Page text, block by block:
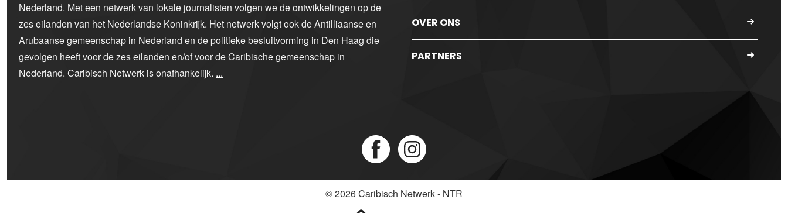
Nederland. Met een netwerk van lokale journalisten volgen we de ontwikkelingen op de
zes eilanden van het Nederlandse Koninkrijk. Het netwerk volgt ook de Antilliaanse en
Arubaanse gemeenschap in Nederland en de politieke besluitvorming in Den Haag die
gevolgen heeft voor de zes eilanden en/of voor de Caribische gemeenschap in
Nederland. Caribisch Netwerk is onafhankelijk. ...
OVER ONS
PARTNERS
© 2026Caribisch Netwerk - NTR